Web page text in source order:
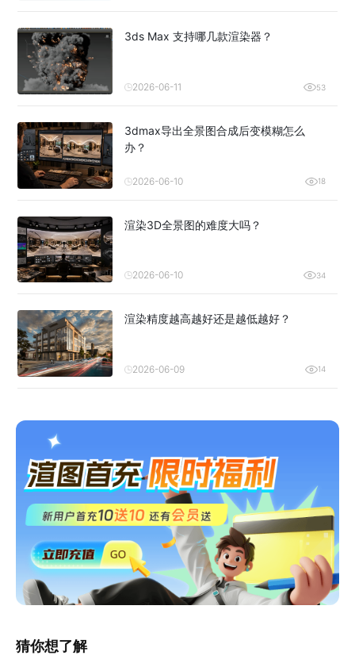
3ds Max 支持哪几款渲染器？
2026-06-11 53
3dmax导出全景图合成后变模糊怎么
办？
2026-06-10 18
渲染3D全景图的难度大吗？
2026-06-10 34
渲染精度越高越好还是越低越好？
2026-06-09 14
猜你想了解